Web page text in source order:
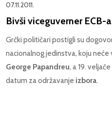
07.11.2011.
Bivši viceguverner ECB-
Grčki političari postigli su
nacionalnog jedinstva, koju
George Papandreu, a 19.
datum za održavanje izbora.